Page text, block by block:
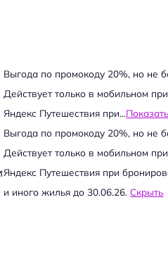
Выгода по промокоду 20%, но не
Действует только в мобильном
Яндекс Путешествия при...Показать
Выгода по промокоду 20%, но не
Действует только в мобильном
Яндекс Путешествия при
и иного жилья до 30.06.26.Скрыть